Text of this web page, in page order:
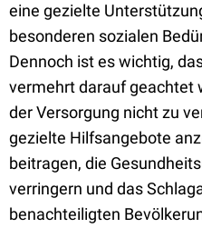
eine gezielte
besonderen sozialen
Dennoch ist es wichtig,
vermehrt darauf geachtet
der Versorgung nicht zu
gezielte Hilfsangebote
beitragen, die
verringern und das
benachteiligten